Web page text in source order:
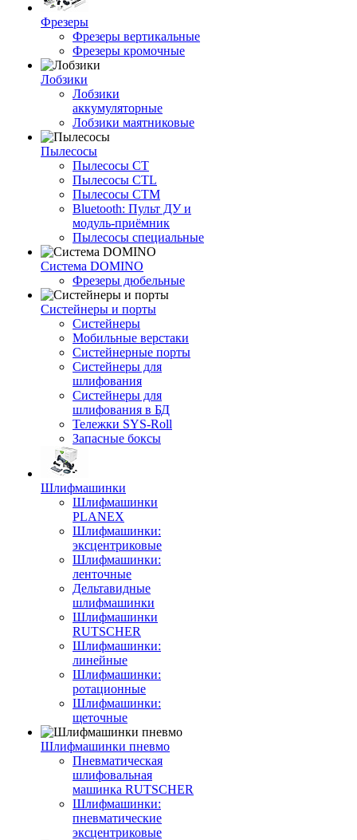
Фрезеры
Фрезеры вертикальные
Фрезеры кромочные
Лобзики
Лобзики
аккумуляторные
Лобзики маятниковые
Пылесосы
Пылесосы CT
Пылесосы CTL
Пылесосы CTM
Bluetooth: Пульт ДУ и
модуль-приёмник
Пылесосы специальные
Система DOMINO
Фрезеры дюбельные
Систейнеры и порты
Систейнеры
Мобильные верстаки
Систейнерные порты
Систейнеры для
шлифования
Систейнеры для
шлифования в БД
Тележки SYS-Roll
Запасные боксы
Шлифмашинки
Шлифмашинки
PLANEX
Шлифмашинки:
эксцентриковые
Шлифмашинки:
ленточные
Дельтавидные
шлифмашинки
Шлифмашинки
RUTSCHER
Шлифмашинки:
линейные
Шлифмашинки:
ротационные
Шлифмашинки:
щеточные
Шлифмашинки пневмо
Пневматическая
шлифовальная
машинка RUTSCHER
Шлифмашинки:
пневматические
эксцентриковые